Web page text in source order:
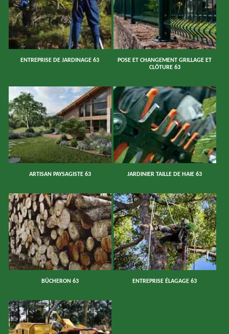
ENTREPRISE DE JARDINAGE 63
POSE ET CHANGEMENT GRILLAGE ET
CLÔTURE 63
ARTISAN PAYSAGISTE 63 JARDINIER TAILLE DE HAIE 63
BÛCHERON 63 ENTREPRISE ÉLAGAGE 63